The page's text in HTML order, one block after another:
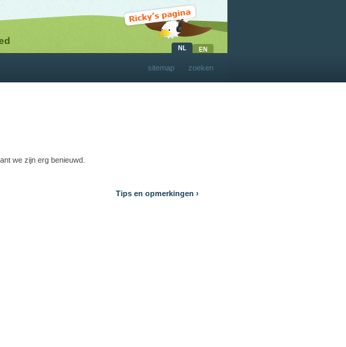
zoeken
sitemap
we zijn erg benieuwd.
Tips en opmerkingen ›